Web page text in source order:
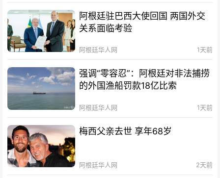
阿根廷驻巴西大使回国 两国外交
关系面临考验
阿根廷华人网 1天前
强调“零容忍”：阿根廷对非法捕捞
的外国渔船罚款18亿比索
阿根廷华人网 1天前
梅西父亲去世 享年68岁
阿根廷华人网 2天前